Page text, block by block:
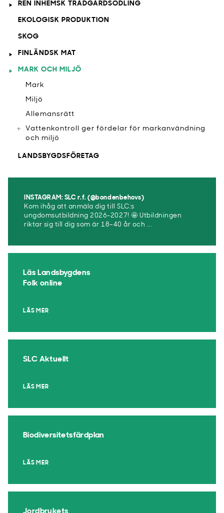
REN INHEMSK TRÄDGÅRDSODLING
EKOLOGISK PRODUKTION
SKOG
FINLÄNDSK MAT
MARK OCH MILJÖ
Mark
Miljö
Allemansrätt
Vattenkontroll ger fördelar för markanvändning
och miljö
LANDSBYGDSFÖRETAG
INSTAGRAM: SLC r.f. (@bondenbehovs)
Kom ihåg att anmäla dig till SLC:s
ungdomsutbildning 2026-2027! 🤩 Utbildningen
riktar sig till dig som är 18–40 år och ...
Läs Landsbygdens
Folk online
LÄS MER
SLC Aktuellt
LÄS MER
Biodiversitetsfärdplan
LÄS MER